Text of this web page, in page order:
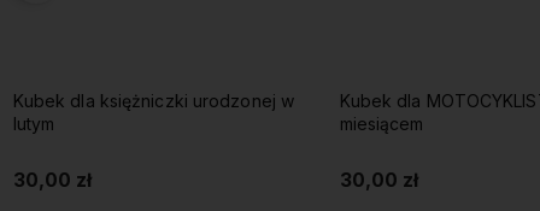
Kubek dla księżniczki urodzonej w
lutym
30,00 zł
Kubek dla
miesiącem
30,00 zł